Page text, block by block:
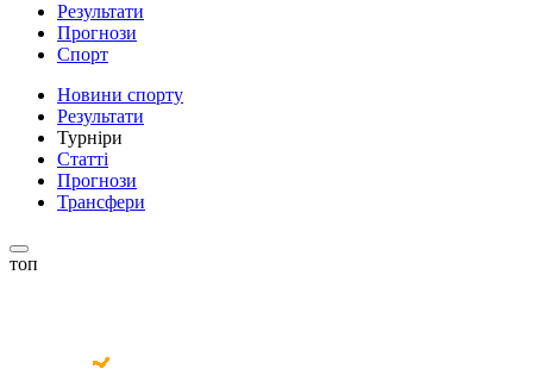
Результати
Прогнози
Спорт
Новини спорту
Результати
Турніри
Статті
Прогнози
Трансфери
топ